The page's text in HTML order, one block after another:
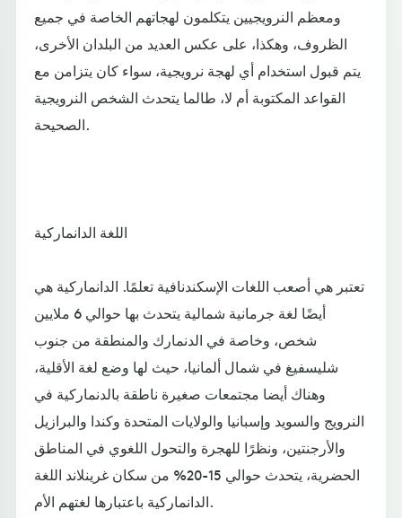
ومعظم النرويجيين يتكلمون لهجاتهم الخاصة في جميع
الظروف، وهكذا، على عكس العديد من البلدان الأخرى،
يتم قبول استخدام أي لهجة نرويجية، سواء كان يتزامن مع
القواعد المكتوبة أم لا، طالما يتحدث الشخص النرويجية
الصحيحة.
اللغة الدانماركية
تعتبر هي أصعب اللغات الإسكندنافية تعلمًا. الدانماركية هي
أيضًا لغة جرمانية شمالية يتحدث بها حوالي 6 ملايين
شخص، وخاصة في الدنمارك والمنطقة من جنوب
شليسفيغ في شمال ألمانيا، حيث لها وضع لغة الأقلية،
وهناك أيضا مجتمعات صغيرة ناطقة بالدنماركية في
النرويج والسويد وإسبانيا والولايات المتحدة وكندا والبرازيل
والأرجنتين، ونظرًا للهجرة والتحول اللغوي في المناطق
الحضرية، يتحدث حوالي 15-20% من سكان غرينلاند اللغة
الدانماركية باعتبارها لغتهم الأم.